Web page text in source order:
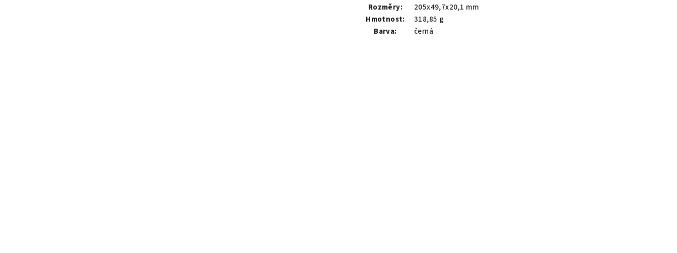
Rozměry:
205x49,7x20,1 mm
Hmotnost:
318,85 g
Barva:
černá